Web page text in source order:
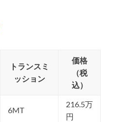
トランスミ
ッション
価格
（税
込）
6MT
216.5万
円